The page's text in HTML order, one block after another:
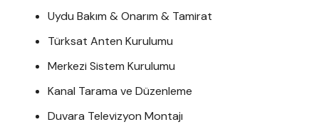
Uydu Bakım & Onarım & Tamirat
Türksat Anten Kurulumu
Merkezi Sistem Kurulumu
Kanal Tarama ve Düzenleme
Duvara Televizyon Montajı